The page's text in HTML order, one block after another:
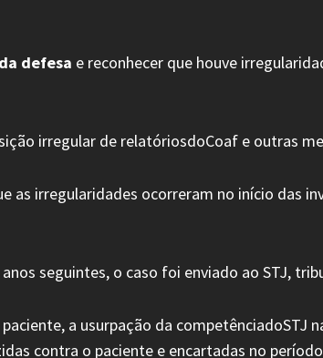
defesa e reconhecer que houve
irregular de relatóriosdoCoaf e outras
as irregularidades ocorreram no início das
seguintes, o caso foi enviado ao STJ,
a usurpação da competênciadoSTJ
contra o paciente e encartadas no